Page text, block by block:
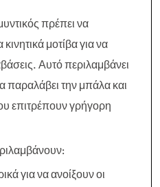
πρέπει να
μοτίβα για να
Αυτό περιλαμβάνει
παραλάβει την μπάλα και
επιτρέπουν γρήγορη
για να ανοίξουν οι